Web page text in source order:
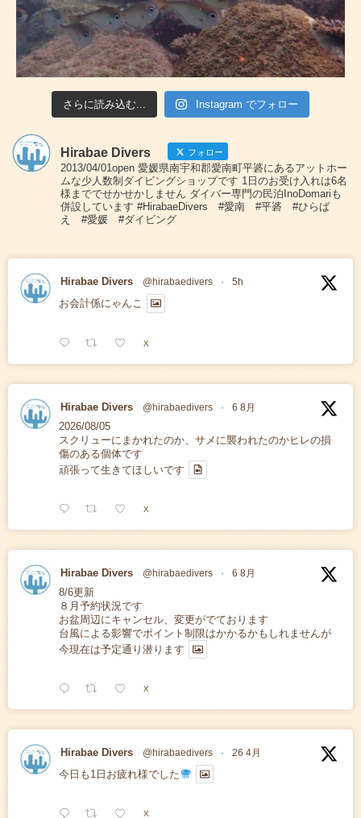
さらに読み込む... Instagram でフォロー
Hirabae Divers フォロー
2013/04/01open 愛媛県南宇和郡愛南町平碆にあるアットホー
ムな少人数制ダイビングショップです 1日のお受け入れは6名
様まででせかせかしません ダイバー専門の民泊InoDomariも
併設しています #HirabaeDivers #愛南 #平碆 #ひらば
え #愛媛 #ダイビング
Hirabae Divers @hirabaedivers · 5h
お会計係にゃんこ
X
Hirabae Divers @hirabaedivers · 6 8月
2026/08/05
スクリューにまかれたのか、サメに襲われたのかヒレの損
傷のある個体です
頑張って生きてほしいです
X
Hirabae Divers @hirabaedivers · 6 8月
8/6更新
８月予約状況です
お盆周辺にキャンセル、変更がでております
台風による影響でポイント制限はかかるかもしれませんが
今現在は予定通り潜ります
X
Hirabae Divers @hirabaedivers · 26 4月
今日も1日お疲れ様でした
X